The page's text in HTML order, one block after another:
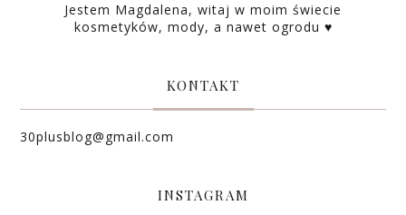
Jestem Magdalena, witaj w moim świecie
kosmetyków, mody, a nawet ogrodu ♥
KONTAKT
30plusblog@gmail.com
INSTAGRAM